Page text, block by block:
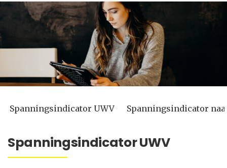
Spanningsindicator UWV Spanningsindicator
Spanningsindicator UWV